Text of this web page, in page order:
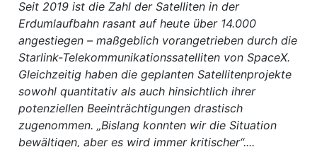
Seit 2019 ist die Zahl der Satelliten in der
Erdumlaufbahn rasant auf heute über 14.000
angestiegen – maßgeblich vorangetrieben durch die
Starlink-Telekommunikationssatelliten von SpaceX.
Gleichzeitig haben die geplanten Satellitenprojekte
sowohl quantitativ als auch hinsichtlich ihrer
potenziellen Beeinträchtigungen drastisch
zugenommen. „Bislang konnten wir die Situation
bewältigen, aber es wird immer kritischer“....